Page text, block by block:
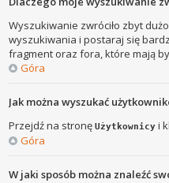
Wyszukiwanie zwróciło zbyt
wyszukiwania i postaraj się
fragment oraz fora, które mają
Góra
Jak można wyszukać
Przejdź na stronęUżytkownicy i
Góra
W jaki sposób można znaleźć